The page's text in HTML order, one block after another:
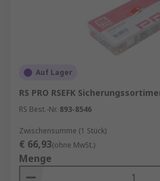
Auf Lager
RS PRO RSEFK
RS Best.-Nr. 893-8546
Zwischensumme (1 Stück)
€ 66,93(ohne MwSt.)
Menge